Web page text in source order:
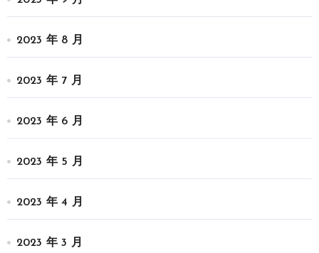
2023 年 8 月
2023 年 7 月
2023 年 6 月
2023 年 5 月
2023 年 4 月
2023 年 3 月